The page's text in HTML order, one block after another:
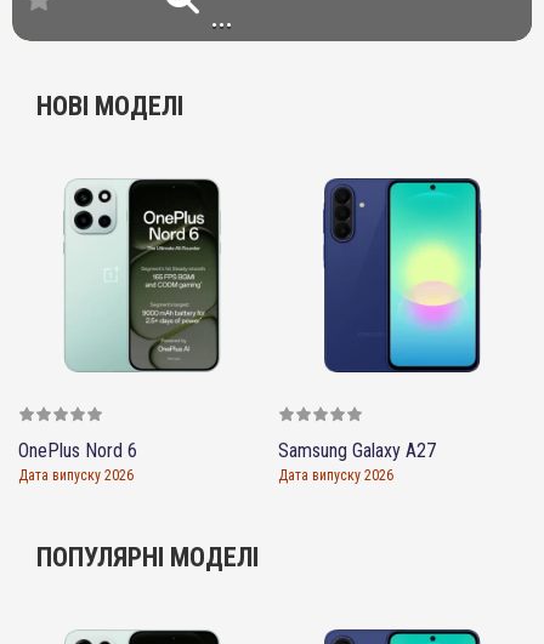
...
НОВІ МОДЕЛІ
OnePlus Nord 6
Дата випуску 2026
Samsung Galaxy A27
Дата випуску 2026
ПОПУЛЯРНІ МОДЕЛІ